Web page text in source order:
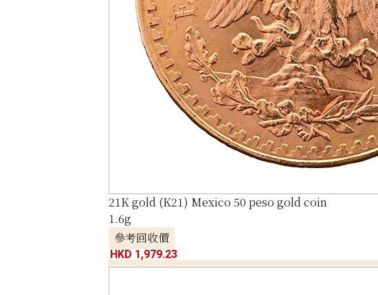
21K gold (K21) Mexico 50 peso gold coin
1.6g
參考回收價
HKD 1,979.23